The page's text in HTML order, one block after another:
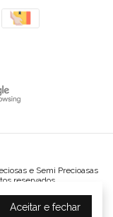
Aceitar e fechar
e Semi Precioasas
reservados.